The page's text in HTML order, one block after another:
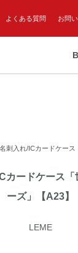
よくある質問 お問
名刺入れ/ICカードケース
カードケース「
ーズ」【A23】
LEME